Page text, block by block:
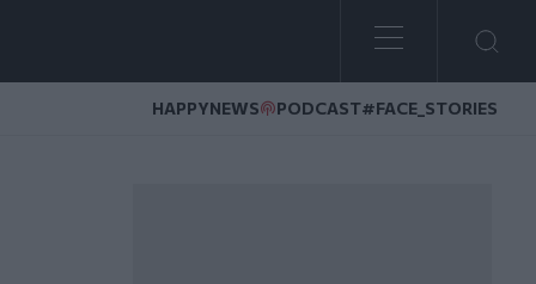
HAPPYNEWS PODCAST#FACE_STORIES